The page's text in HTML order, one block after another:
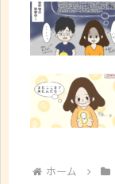
ホーム